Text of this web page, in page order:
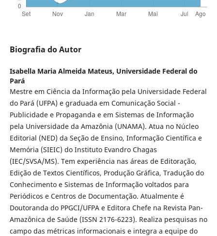
Biografia do Autor
Isabella Maria Almeida Mateus, Universidade Federal do
Pará
Mestre em Ciência da Informação pela Universidade Federal
do Pará (UFPA) e graduada em Comunicação Social -
Publicidade e Propaganda e em Sistemas de Informação
pela Universidade da Amazônia (UNAMA). Atua no Núcleo
Editorial (NED) da Seção de Ensino, Informação Científica e
Memória (SIEIC) do Instituto Evandro Chagas
(IEC/SVSA/MS). Tem experiência nas áreas de Editoração,
Edição de Textos Científicos, Produção Gráfica, Tradução do
Conhecimento e Sistemas de Informação voltados para
Periódicos e Centros de Documentação. Atualmente é
Doutoranda do PPGCI/UFPA e Editora Chefe na Revista Pan-
Amazônica de Saúde (ISSN 2176-6223). Realiza pesquisas no
campo das métricas informacionais e integra a equipe do